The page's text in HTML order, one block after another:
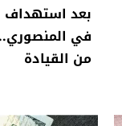
بعد استهداف
في
من القيادة